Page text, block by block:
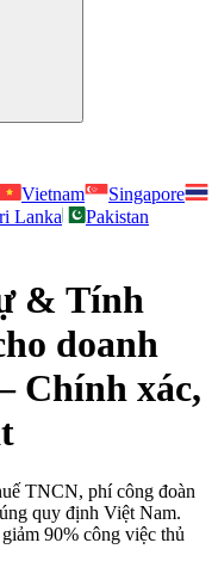
Vietnam
Singapore
Lanka
Pakistan
& Tính
doanh
Chính xác,
TNCN, phí công đoàn
quy định Việt Nam.
90% công việc thủ